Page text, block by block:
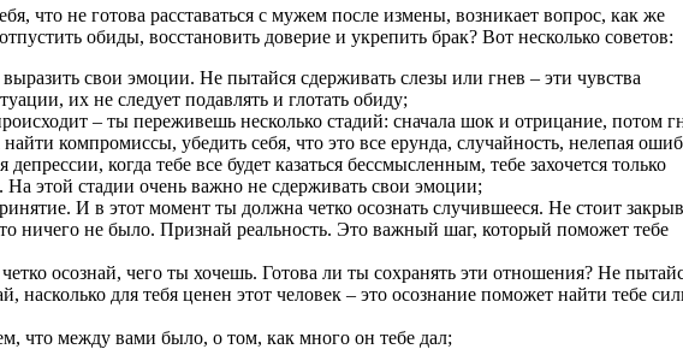
что не готова расставаться с мужем после измены, возникает вопрос, как же
обиды, восстановить доверие и укрепить брак? Вот несколько советов:
свои эмоции. Не пытайся сдерживать слезы или гнев – эти чувства
их не следует подавлять и глотать обиду;
– ты переживешь несколько стадий: сначала шок и отрицание, потом
компромиссы, убедить себя, что это все ерунда, случайность, нелепая
когда тебе все будет казаться бессмысленным, тебе захочется только
На этой стадии очень важно не сдерживать свои эмоции;
И в этот момент ты должна четко осознать случившееся. Не стоит
ничего не было. Признай реальность. Это важный шаг, который поможет тебе
осознай, чего ты хочешь. Готова ли ты сохранять эти отношения? Не
насколько для тебя ценен этот человек – это осознание поможет найти тебе
что между вами было, о том, как много он тебе дал;